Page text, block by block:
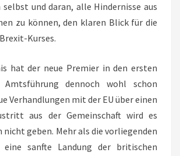
selbst und daran, alle Hindernisse aus
zu können, den klaren Blick für die
Kurses.
hat der neue Premier in den ersten
Amtsführung dennoch wohl schon
Verhandlungen mit der EU über einen
aus der Gemeinschaft wird es
geben. Mehr als die vorliegenden
sanfte Landung der britischen